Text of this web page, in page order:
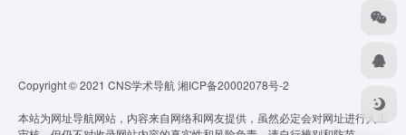
Copyright © 2021 CNS学术导航湘ICP备20002078号-2
本站为网址导航网站，内容来自网络和网友提供，虽然必定会对网址进行人工